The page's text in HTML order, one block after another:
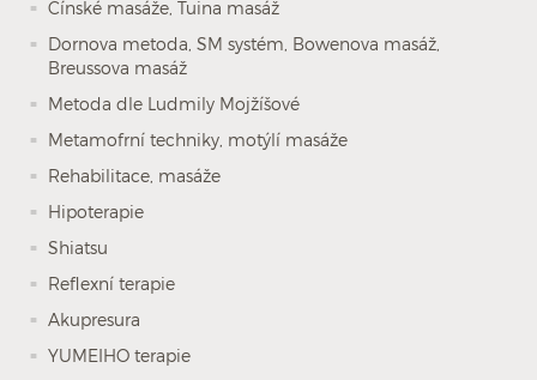
Čínské masáže, Tuina masáž
Dornova metoda, SM systém, Bowenova masáž,
Breussova masáž
Metoda dle Ludmily Mojžíšové
Metamofrní techniky, motýlí masáže
Rehabilitace, masáže
Hipoterapie
Shiatsu
Reflexní terapie
Akupresura
YUMEIHO terapie